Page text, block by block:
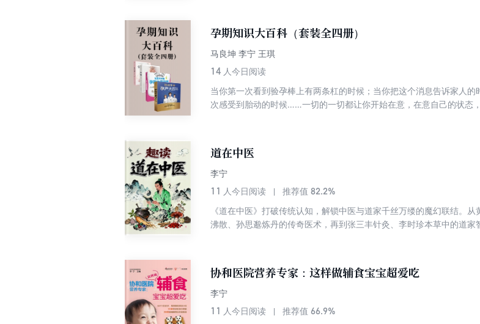
孕期知识大百科（套装全四册）
马良坤 李宁 王琪
14 人今日阅读
当你第一次看到验孕棒上有两条杠的时候；当你把这个消息告诉家人
次感受到胎动的时候……一切的一切都让你开始在意，在意自己的状态
道在中医
李宁
11 人今日阅读 推荐值 82.2%
《道在中医》打破传统认知，解锁中医与道家千丝万缕的魔幻联结。
沸散、孙思邈炼丹的传奇医术，再到张三丰针灸、李时珍本草中的道
协和医院营养专家：这样做辅食宝宝超爱吃
李宁
11 人今日阅读 推荐值 66.9%